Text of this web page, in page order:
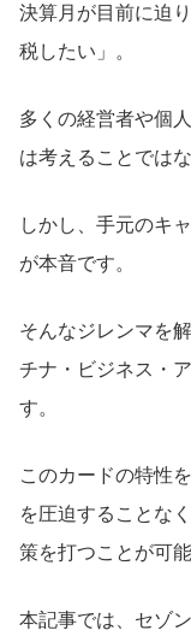
決算月が目前に迫
税したい」。
多くの経営者や個
は考えることでは
しかし、手元のキ
が本音です。
そんなジレンマを
チナ・ビジネス・
す。
このカードの特性
を圧迫することな
策を打つことが可
本記事では、セゾ